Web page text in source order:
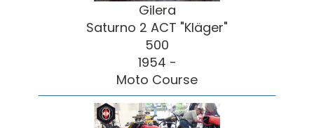
Gilera
Saturno 2 ACT "Kläger"
500
1954 -
Moto Course